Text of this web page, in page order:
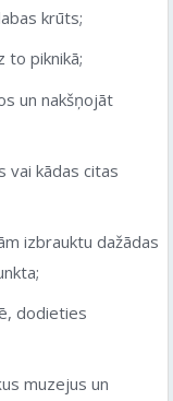
krūts;
to piknikā;
un nakšņojāt
vai kādas citas
izbrauktu dažādas
dodieties
muzejus un